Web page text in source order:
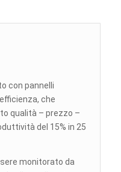
con pannelli
che
qualità – prezzo –
del 15% in 25
monitorato da